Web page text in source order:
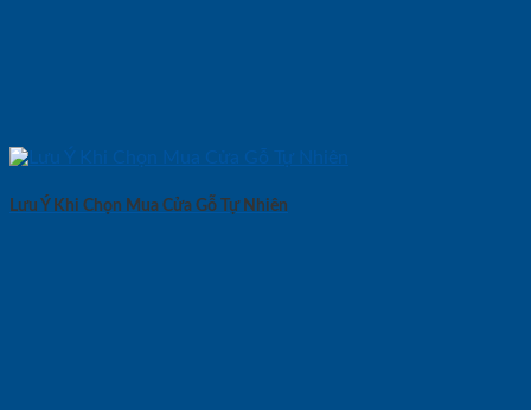
Lưu Ý Khi Chọn Mua Cửa Gỗ Tự Nhiên